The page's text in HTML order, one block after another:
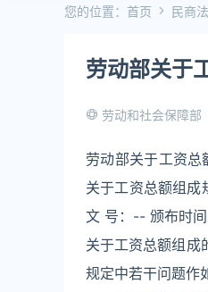
您的位置： 首页 民商法
劳动部关于
劳动和社会保障部
劳动部关于工资总
关于工资总额组成
文 号：-- 颁布时
关于工资总额组成
规定中若干问题作